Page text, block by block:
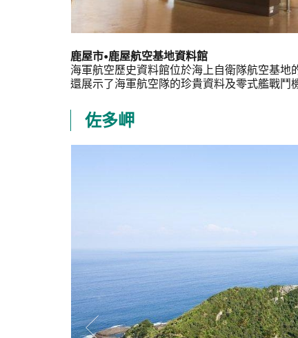
鹿屋市•鹿屋航空基地資料館
海軍航空歷史資料館位於海上自衛隊航空基地
還展示了海軍航空隊的珍貴資料及零式艦戰鬥
佐多岬